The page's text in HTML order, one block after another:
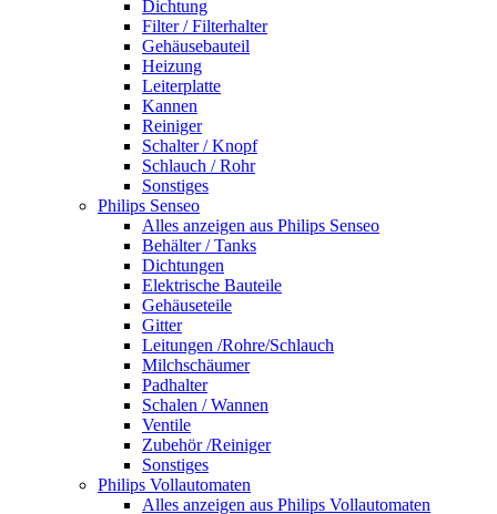
Dichtung
Filter / Filterhalter
Gehäusebauteil
Heizung
Leiterplatte
Kannen
Reiniger
Schalter / Knopf
Schlauch / Rohr
Sonstiges
Philips Senseo
Alles anzeigen aus Philips Senseo
Behälter / Tanks
Dichtungen
Elektrische Bauteile
Gehäuseteile
Gitter
Leitungen /Rohre/Schlauch
Milchschäumer
Padhalter
Schalen / Wannen
Ventile
Zubehör /Reiniger
Sonstiges
Philips Vollautomaten
Alles anzeigen aus Philips Vollautomaten